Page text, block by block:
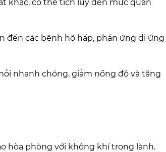
khác, có thể tích lũy đến mức quan
đến các bệnh hô hấp, phản ứng dị ứng
nhanh chóng, giảm nồng độ và tăng
hòa phòng với không khí trong lành.